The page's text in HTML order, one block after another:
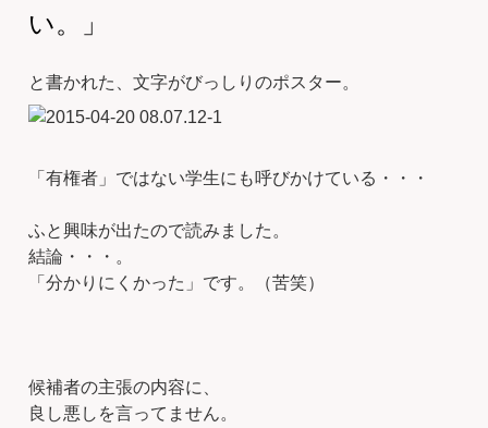
い。」
と書かれた、文字がびっしりのポスター。
「有権者」ではない学生にも呼びかけている・・・
ふと興味が出たので読みました。
結論・・・。
「分かりにくかった」です。（苦笑）
候補者の主張の内容に、
良し悪しを言ってません。